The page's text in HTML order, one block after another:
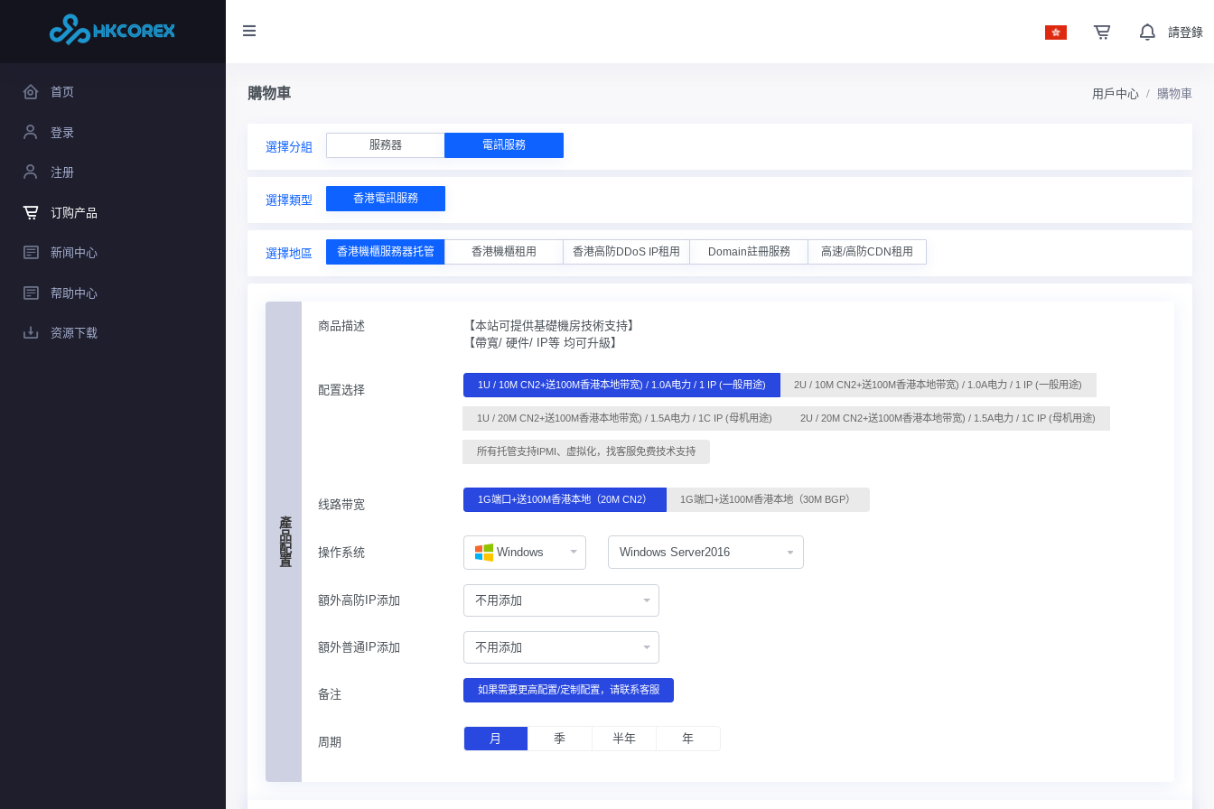
請登錄
首页
登录
注册
订购产品
新闻中心
帮助中心
资源下载
購物車 用戶中心 購物車
選擇分組 服務器 電訊服務
選擇類型 香港電訊服務
選擇地區 香港機櫃服務器托管 香港機櫃租用 香港高防DDoS IP租用 Domain註冊服務 高速/高防CDN租用
產品配置
商品描述
【本站可提供基礎機房技術支持】
【帶寬/ 硬件/ IP等 均可升級】
配置选择 1U / 10M CN2+送100M香港本地带宽) / 1.0A电力 / 1 IP (一般用途) 2U / 10M CN2+送100M香港本地带宽) / 1.0A电力 / 1 IP (一般用途)
1U / 20M CN2+送100M香港本地带宽) / 1.5A电力 / 1C IP (母机用途) 2U / 20M CN2+送100M香港本地带宽) / 1.5A电力 / 1C IP (母机用途)
所有托管支持IPMI、虚拟化，找客服免费技术支持
线路带宽 1G端口+送100M香港本地（20M CN2） 1G端口+送100M香港本地（30M BGP）
操作系统 Windows
額外高防IP添加 不用添加
額外普通IP添加 不用添加
备注 如果需要更高配置/定制配置，请联系客服
周期 月 季 半年 年